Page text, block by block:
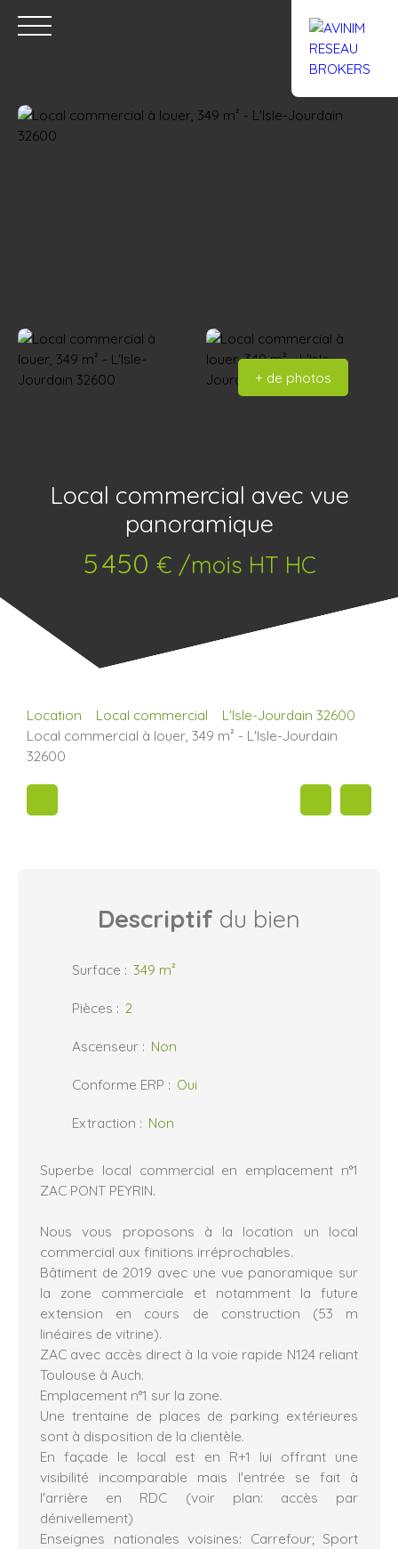
+ de photos
Local commercial avec vue
panoramique
5 450 € /mois HT HC
Location Local commercial
L'Isle-Jourdain 32600
Local commercial à louer, 349 m² - L'Isle-Jourdain
32600
Descriptif du bien
Surface : 349 m²
Pièces : 2
Ascenseur : Non
Conforme ERP : Oui
Extraction : Non
Superbe local commercial en emplacement n°1
ZAC PONT PEYRIN.
Nous vous proposons à la location un local
commercial aux finitions irréprochables.
Bâtiment de 2019 avec une vue panoramique sur
la zone commerciale et notamment la future
extension en cours de construction (53 m
linéaires de vitrine).
ZAC avec accès direct à la voie rapide N124 reliant
Toulouse à Auch.
Emplacement n°1 sur la zone.
Une trentaine de places de parking extérieures
sont à disposition de la clientèle.
En façade le local est en R+1 lui offrant une
visibilité incomparable mais l'entrée se fait à
l'arrière en RDC (voir plan: accès par
dénivellement)
Enseignes nationales voisines: Carrefour; Sport